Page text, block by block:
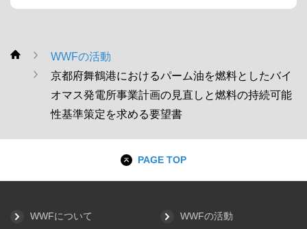
WWF
WWFの活動
京都府舞鶴港におけるパーム油を燃料としたバイ
オマス発電所事業計画の見直しと燃料の持続可能
性基準策定を求める要望書
PAGE TOP
WWFについて WWFの活動